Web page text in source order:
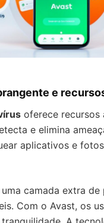
e
oferece recursos
e elimina
aplicativos e
camada extra
Com o Avast, os